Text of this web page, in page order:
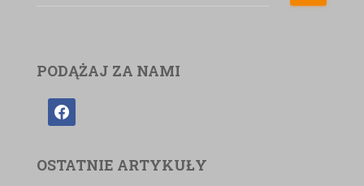
PODĄŻAJ ZA NAMI
OSTATNIE ARTYKUŁY